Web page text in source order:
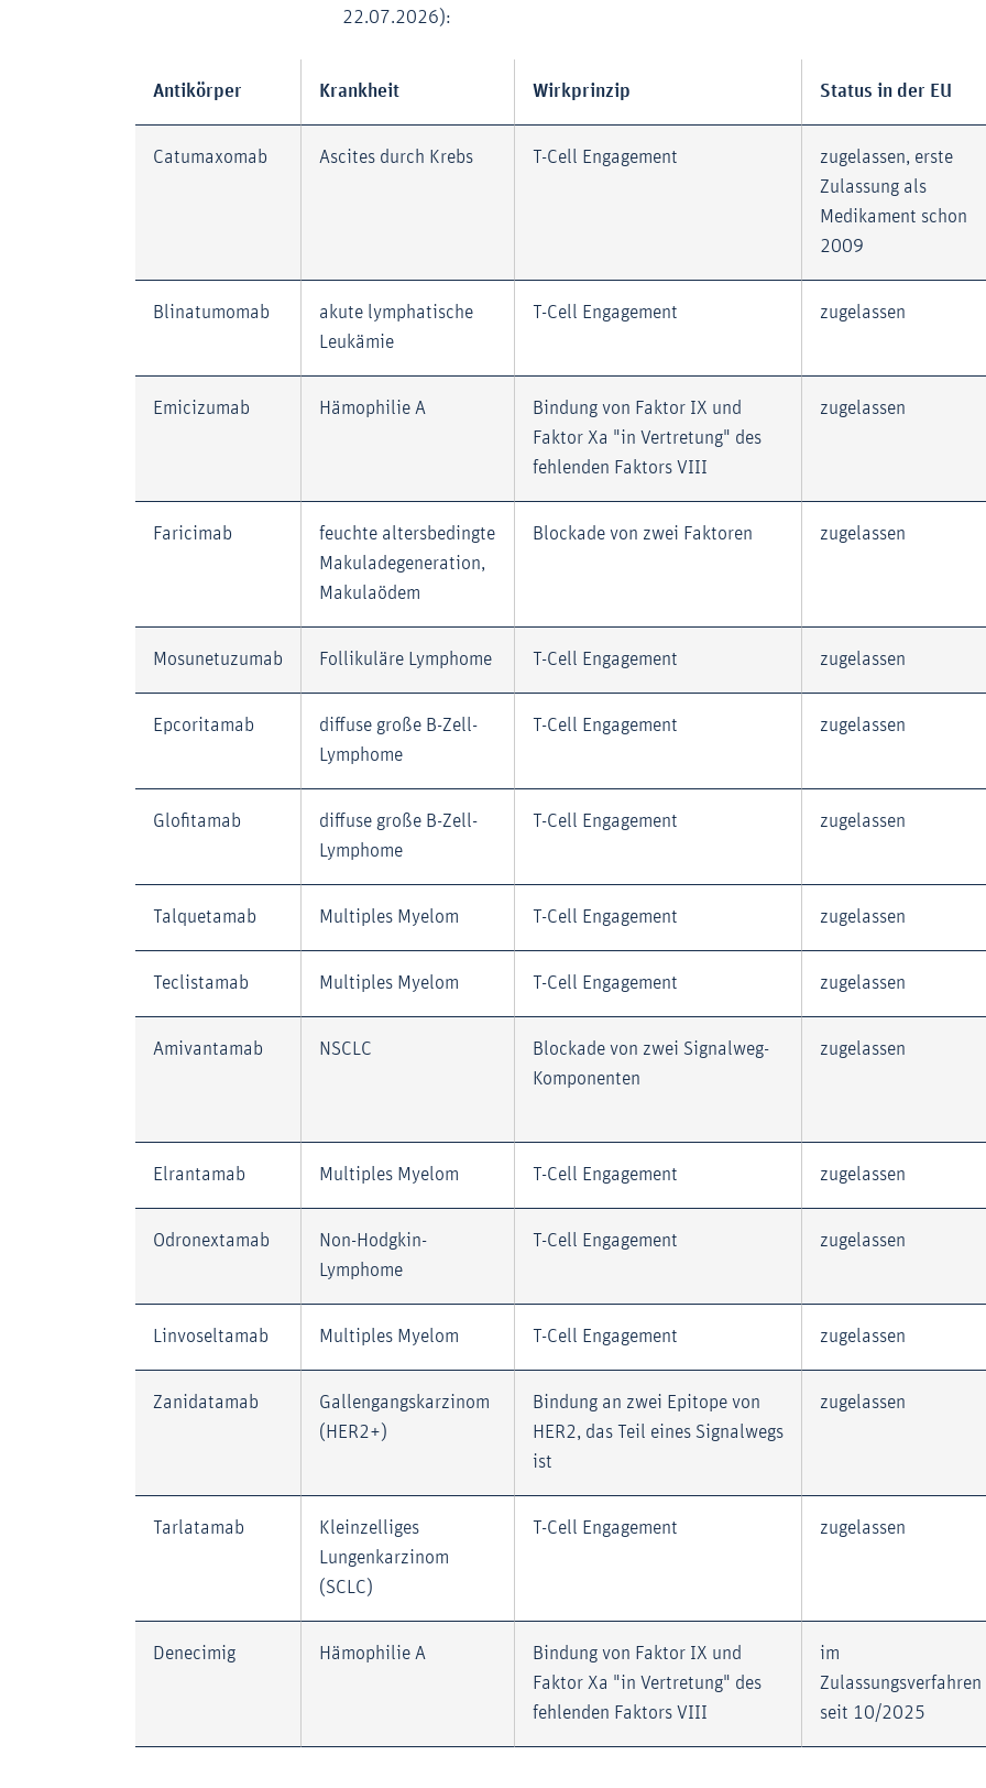
22.07.2026):
Antikörper Krankheit Wirkprinzip Status in der EU
Catumaxomab Ascites durch Krebs T-Cell Engagement
zugelassen, erste
Zulassung als
Medikament schon
2009
Blinatumomab
akute lymphatische
Leukämie
T-Cell Engagement zugelassen
Emicizumab Hämophilie A
Bindung von Faktor IX und
Faktor Xa "in Vertretung" des
fehlenden Faktors VIII
zugelassen
Faricimab
feuchte altersbedingte
Makuladegeneration,
Makulaödem
Blockade von zwei Faktoren zugelassen
Mosunetuzumab Follikuläre Lymphome T-Cell Engagement zugelassen
Epcoritamab
diffuse große B-Zell-
Lymphome
T-Cell Engagement zugelassen
Glofitamab
diffuse große B-Zell-
Lymphome
T-Cell Engagement zugelassen
Talquetamab Multiples Myelom T-Cell Engagement zugelassen
Teclistamab Multiples Myelom T-Cell Engagement zugelassen
Amivantamab NSCLC
Blockade von zwei Signalweg-
Komponenten
zugelassen
Elrantamab Multiples Myelom T-Cell Engagement zugelassen
Odronextamab
Non-Hodgkin-
Lymphome
T-Cell Engagement zugelassen
Linvoseltamab Multiples Myelom T-Cell Engagement zugelassen
Zanidatamab
Gallengangskarzinom
(HER2+)
Bindung an zwei Epitope von
HER2, das Teil eines Signalwegs
ist
zugelassen
Tarlatamab
Kleinzelliges
Lungenkarzinom
(SCLC)
T-Cell Engagement zugelassen
Denecimig Hämophilie A
Bindung von Faktor IX und
Faktor Xa "in Vertretung" des
fehlenden Faktors VIII
im
Zulassungsverfahren
seit 10/2025